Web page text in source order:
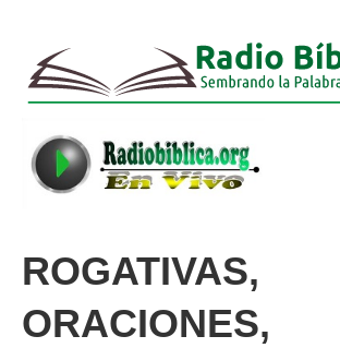
ROGATIVAS,
ORACIONES,